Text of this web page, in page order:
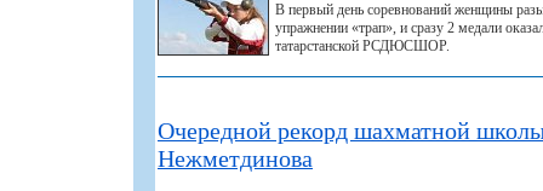
В первый день соревнований женщины
упражнении «трап», и сразу 2 медали
татарстанской РСДЮСШОР.
Очередной рекорд шахматной
Нежметдинова